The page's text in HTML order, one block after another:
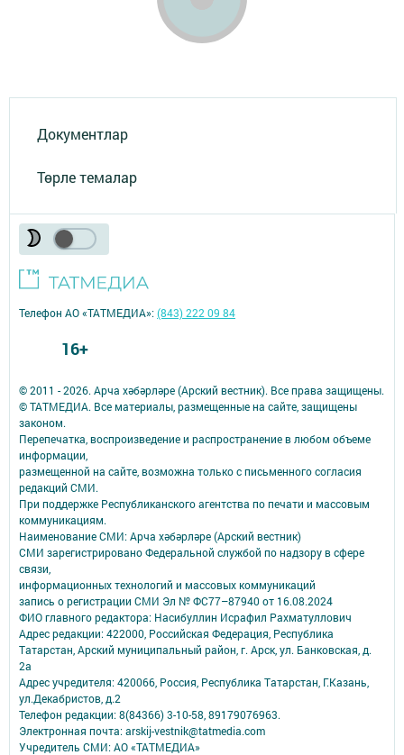
Документлар
Төрле темалар
© 2011 - 2026. Арча хәбәрләре (Арский вестник). Все права защищены.
© ТАТМЕДИА. Все материалы, размещенные на сайте, защищены
законом.
Перепечатка, воспроизведение и распространение в любом объеме
информации,
размещенной на сайте, возможна только с письменного согласия
редакций СМИ.
При поддержке Республиканского агентства по печати и массовым
коммуникациям.
Наименование СМИ: Арча хәбәрләре (Арский вестник)
СМИ зарегистрировано Федеральной службой по надзору в сфере
связи,
информационных технологий и массовых коммуникаций
запись о регистрации СМИ Эл № ФС77–87940 от 16.08.2024
ФИО главного редактора: Насибуллин Исрафил Рахматуллович
Адрес редакции: 422000, Российская Федерация, Республика
Татарстан, Арский муниципальный район, г. Арск, ул. Банковская, д.
2а
Адрес учредителя: 420066, Россия, Республика Татарстан, Г.Казань,
ул.Декабристов, д.2
Телефон редакции: 8(84366) 3-10-58, 89179076963.
Электронная почта: arskij-vestnik@tatmedia.com
Учредитель СМИ: АО «ТАТМЕДИА»
Телефон АО «ТАТМЕДИА»:(843) 222 09 84
16+